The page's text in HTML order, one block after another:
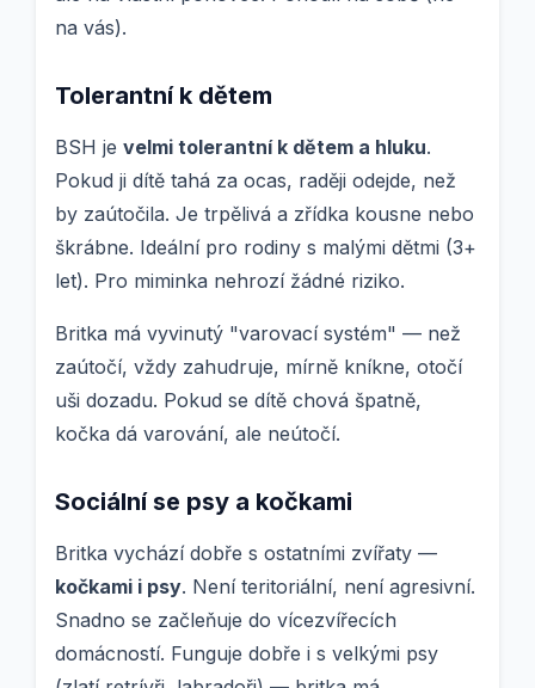
na vás).
Tolerantní k dětem
BSH je velmi tolerantní k dětem a hluku.
Pokud ji dítě tahá za ocas, raději odejde, než
by zaútočila. Je trpělivá a zřídka kousne nebo
škrábne. Ideální pro rodiny s malými dětmi (3+
let). Pro miminka nehrozí žádné riziko.
Britka má vyvinutý "varovací systém" — než
zaútočí, vždy zahudruje, mírně kníkne, otočí
uši dozadu. Pokud se dítě chová špatně,
kočka dá varování, ale neútočí.
Sociální se psy a kočkami
Britka vychází dobře s ostatními zvířaty —
kočkami i psy. Není teritoriální, není agresivní.
Snadno se začleňuje do vícezvířecích
domácností. Funguje dobře i s velkými psy